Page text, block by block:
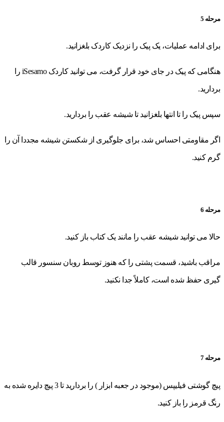
مرحله 5
برای ادامه عملیات، یک پیک را نزدیک کاردک بلغزانید.
هنگامی که پیک در جای خود قرار گرفت، می توانید کاردک iSesamo را
بردارید.
سپس پیک را تا انتها بلغزانید تا شیشه عقب را بردارید.
اگر مقاومتی احساس شد، برای جلوگیری از شکستن شیشه مجددا آن را
گرم کنید.
مرحله 6
حالا می توانید شیشه عقب را مانند یک کتاب باز کنید.
مراقب باشید، قسمت پشتی را که هنوز توسط روبان سنسور قالب
گیری حفظ شده است، کاملاً جدا نکنید.
مرحله 7
پیچ گوشتی فیلیپس (موجود در جعبه ابزار ) را بردارید تا 3 پیچ دایره شده به
رنگ قرمز را باز کنید.